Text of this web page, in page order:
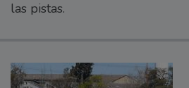
las pistas.